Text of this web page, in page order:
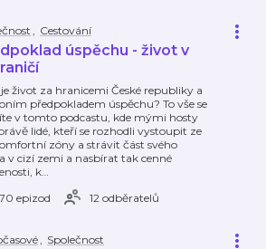
, Cestování
úspěchu - život v
život za hranicemi České republiky a
předpokladem úspěchu? To vše se
v tomto podcastu, kde mými hosty
lidé, kteří se rozhodli vystoupit ze
zóny a strávit část svého
v cizí zemi a nasbírat tak cenné
k…
70 epizod
12 odběratelů
, Společnost